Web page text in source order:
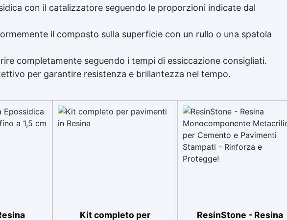
con il catalizzatore seguendo le proporzioni indicate dal
il composto sulla superficie con un rullo o una spatola
completamente seguendo i tempi di essiccazione consigliati.
per garantire resistenza e brillantezza nel tempo.
Kit completo per
ResinStone - Resina